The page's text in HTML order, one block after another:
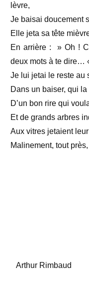
lèvre,
Je baisai doucement
Elle jeta sa tête
En arrière : » Oh !
deux mots à te dire…
Je lui jetai le reste au
Dans un baiser, qui la
D’un bon rire qui
Et de grands arbres
Aux vitres jetaient
Malinement, tout
Arthur Rimbaud